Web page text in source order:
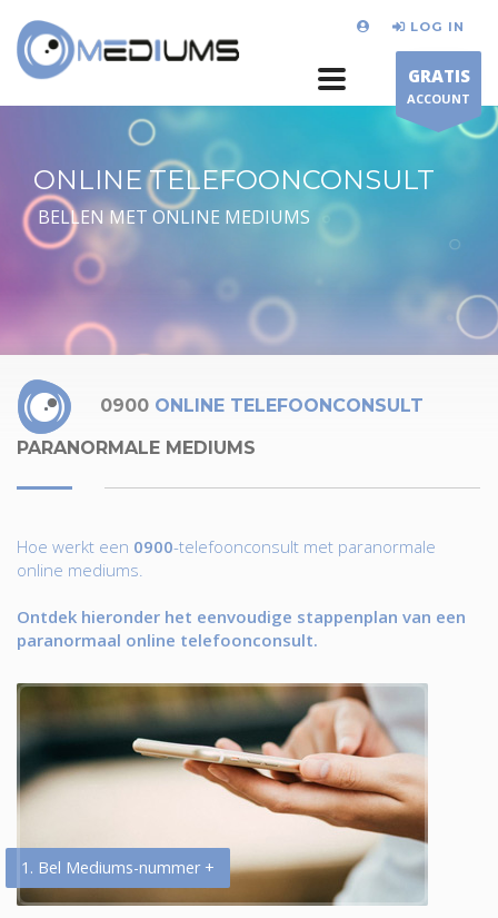
LOG IN
GRATIS
ACCOUNT
ONLINE TELEFOONCONSULT
BELLEN MET ONLINE MEDIUMS
0900 ONLINE TELEFOONCONSULT
PARANORMALE MEDIUMS
Hoe werkt een 0900-telefoonconsult met paranormale
online mediums.
Ontdek hieronder het eenvoudige stappenplan van een
paranormaal online telefoonconsult.
1. Bel Mediums-nummer +